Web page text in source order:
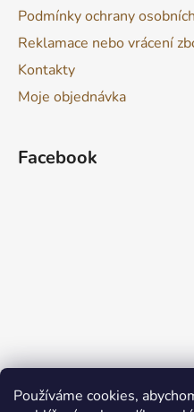
Používáme cookies,
Podmínky ochrany
Reklamace nebo vrácení
Kontakty
Moje objednávka
Facebook